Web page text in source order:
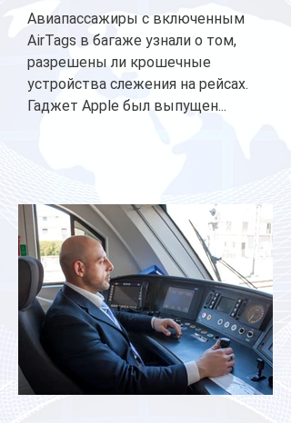
Авиапассажиры с включенным
AirTags в багаже узнали о том,
разрешены ли крошечные
устройства слежения на рейсах.
Гаджет Apple был выпущен...